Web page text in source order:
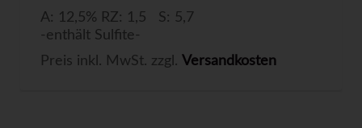
A: 12,5% RZ: 1,5 S: 5,7
-enthält Sulfite-
Preis inkl. MwSt. zzgl. Versandkosten